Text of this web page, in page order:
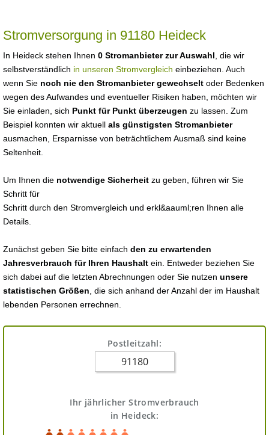
Stromversorgung in 91180 Heideck
In Heideck stehen Ihnen 0 Stromanbieter zur Auswahl , die wir
selbstverständlich in unseren Stromvergleich einbeziehen. Auch
wenn Sie noch nie den Stromanbieter gewechselt oder Bedenken
wegen des Aufwandes und eventueller Risiken haben, möchten wir
Sie einladen, sich Punkt für Punkt überzeugen zu lassen. Zum
Beispiel konnten wir aktuell als günstigsten Stromanbieter
ausmachen, Ersparnisse von beträchtlichem Ausmaß sind keine
Seltenheit.
Um Ihnen die notwendige Sicherheit zu geben, führen wir Sie
Schritt für
Schritt durch den Stromvergleich und erkl&aauml;ren Ihnen alle
Details.
Zunächst geben Sie bitte einfach den zu erwartenden
Jahresverbrauch für Ihren Haushalt ein. Entweder beziehen Sie
sich dabei auf die letzten Abrechnungen oder Sie nutzen unsere
statistischen Größen , die sich anhand der Anzahl der im Haushalt
lebenden Personen errechnen.
Postleitzahl:
Ihr jährlicher Stromverbrauch
in Heideck: